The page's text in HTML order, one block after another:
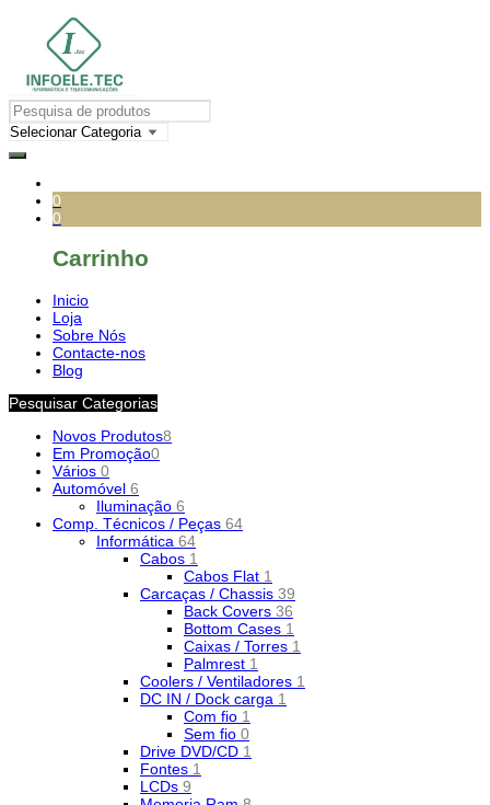
0
0
Carrinho
Inicio
Loja
Sobre Nós
Contacte-nos
Blog
Pesquisar Categorias
Novos Produtos8
Em Promoção0
Vários 0
Automóvel 6
Iluminação 6
Comp. Técnicos / Peças 64
Informática 64
Cabos 1
Cabos Flat 1
Carcaças / Chassis 39
Back Covers 36
Bottom Cases 1
Caixas / Torres 1
Palmrest 1
Coolers / Ventiladores 1
DC IN / Dock carga 1
Com fio 1
Sem fio 0
Drive DVD/CD 1
Fontes 1
LCDs 9